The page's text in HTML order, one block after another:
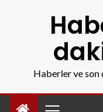
Haberler ve son